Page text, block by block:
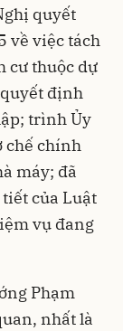
quyết
về việc tách
cư thuộc dự
định
trình Ủy
chế chính
máy; đã
của Luật
vụ đang
Phạm
nhất là